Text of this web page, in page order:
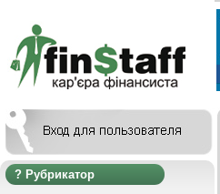
Рубрикатор